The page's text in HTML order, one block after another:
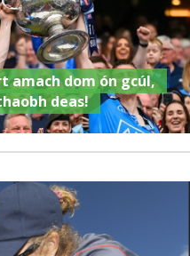
amach dom ón gcúl,
deas!